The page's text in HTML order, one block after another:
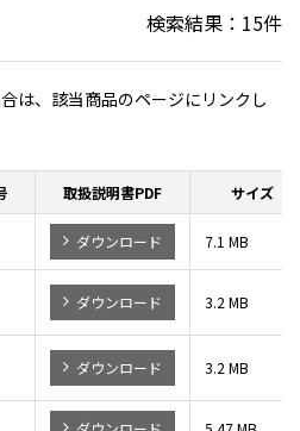
検索結果： 15件
は、該当商品のページにリンクし
取扱説明書PDF サイズ
ダウンロード 7.1 MB
ダウンロード 3.2 MB
ダウンロード 3.2 MB